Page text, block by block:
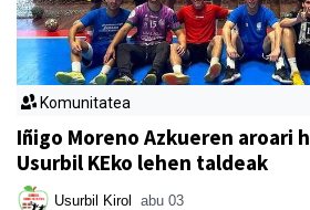
Komunitatea
Iñigo Moreno Azkueren aroari
Usurbil KEko lehen taldeak
Usurbil Kirol abu 03